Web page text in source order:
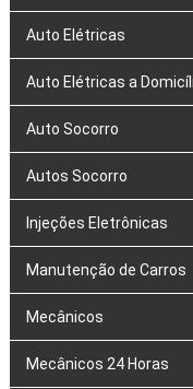
Auto Elétricas
Auto Elétricas a
Auto Socorro
Autos Socorro
Injeções Eletrônicas
Manutenção de Carros
Mecânicos
Mecânicos 24 Horas